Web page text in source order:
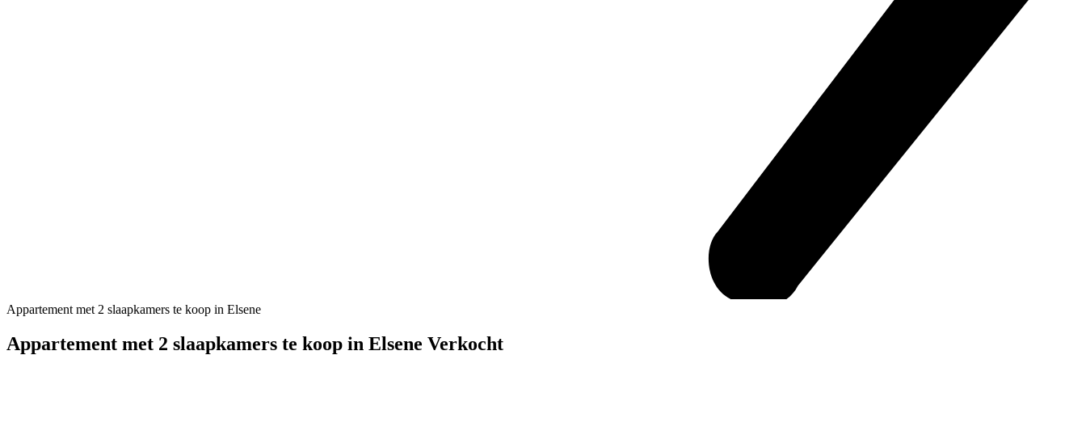
Appartement met 2 slaapkamers te koop in Elsene
Appartement met 2 slaapkamers te koop in Elsene Verkocht